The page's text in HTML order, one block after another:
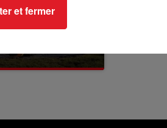
et fermer